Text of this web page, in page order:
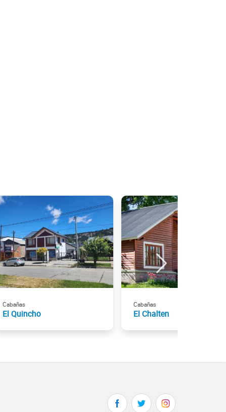
Cabañas
El Quincho
Cabañas
El Chalten